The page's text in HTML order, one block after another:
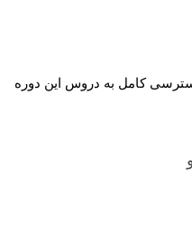
کامل به دروس این دوره